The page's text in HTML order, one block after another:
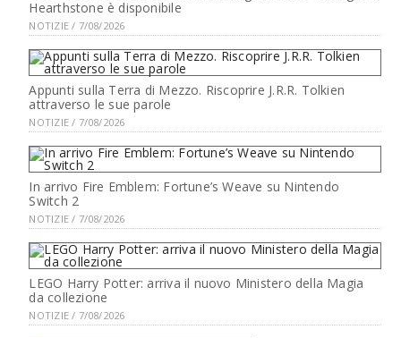
Hearthstone è disponibile
NOTIZIE / 7/08/2026
Appunti sulla Terra di Mezzo. Riscoprire J.R.R. Tolkien
attraverso le sue parole
NOTIZIE / 7/08/2026
In arrivo Fire Emblem: Fortune’s Weave su Nintendo
Switch 2
NOTIZIE / 7/08/2026
LEGO Harry Potter: arriva il nuovo Ministero della Magia
da collezione
NOTIZIE / 7/08/2026